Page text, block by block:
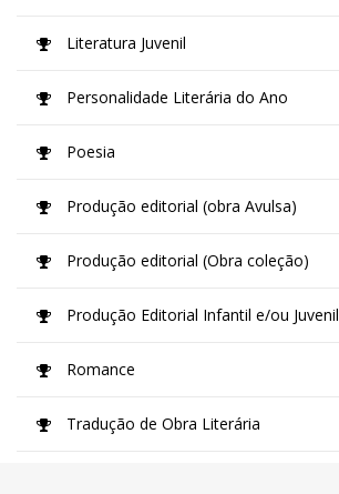
Literatura Juvenil
Personalidade Literária do Ano
Poesia
Produção editorial (obra Avulsa)
Produção editorial (Obra coleção)
Produção Editorial Infantil e/ou Juvenil
Romance
Tradução de Obra Literária